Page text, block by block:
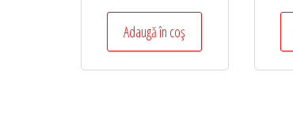
Adaugă în coș